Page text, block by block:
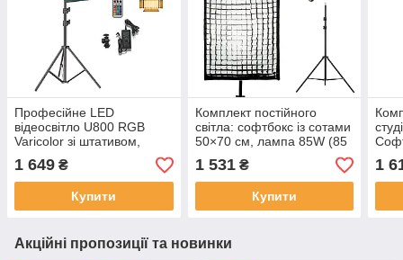
Професійне LED
відеосвітло U800 RGB
Varicolor зі штативом,
регулюванням
температури та режимів
(3200-5600K)
1 649 ₴
Купити
Комплект постійного
світла: софтбокс із сотами
50×70 см, лампа 85W (85
Вт), штатив
1 531₴
Купити
см
1
Акційні пропозиції та новинки